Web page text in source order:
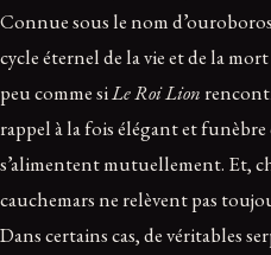
Connue sous le nom
cycle éternel de la vie et de la
peu comme siLe Roi Lion
rappel à la fois élégant et
s’alimentent mutuellement. Et,
cauchemars ne relèvent pas
Dans certains cas, de véritables